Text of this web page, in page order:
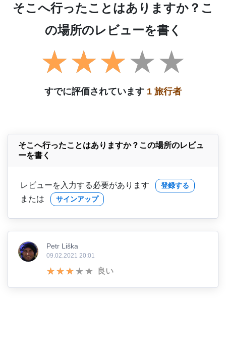
そこへ行ったことはありますか？こ
の場所のレビューを書く
すでに評価されています 1 旅行者
そこへ行ったことはありますか？この場所のレビュ
ーを書く
レビューを入力する必要があります 登録する
または サインアップ
Petr Liška
09.02.2021 20:01
良い